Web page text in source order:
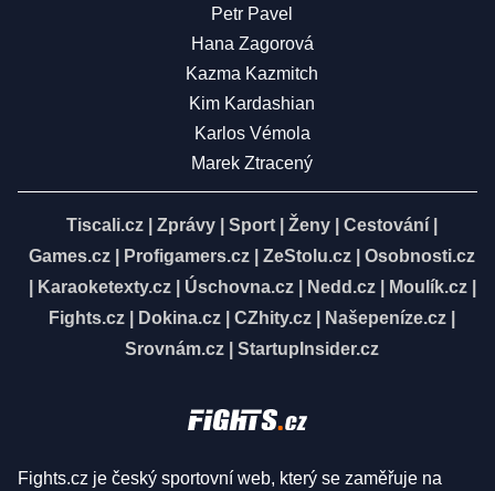
Petr Pavel
Hana Zagorová
Kazma Kazmitch
Kim Kardashian
Karlos Vémola
Marek Ztracený
Tiscali.cz Zprávy Sport Ženy Cestování
Games.cz
Profigamers.cz ZeStolu.cz
Osobnosti.cz
Karaoketexty.cz| Úschovna.cz| Nedd.cz| Moulík.cz|
Fights.cz
Dokina.cz CZhity.cz Našepeníze.cz
Srovnám.cz
StartupInsider.cz
Fights.cz je český sportovní web, který se zaměřuje na